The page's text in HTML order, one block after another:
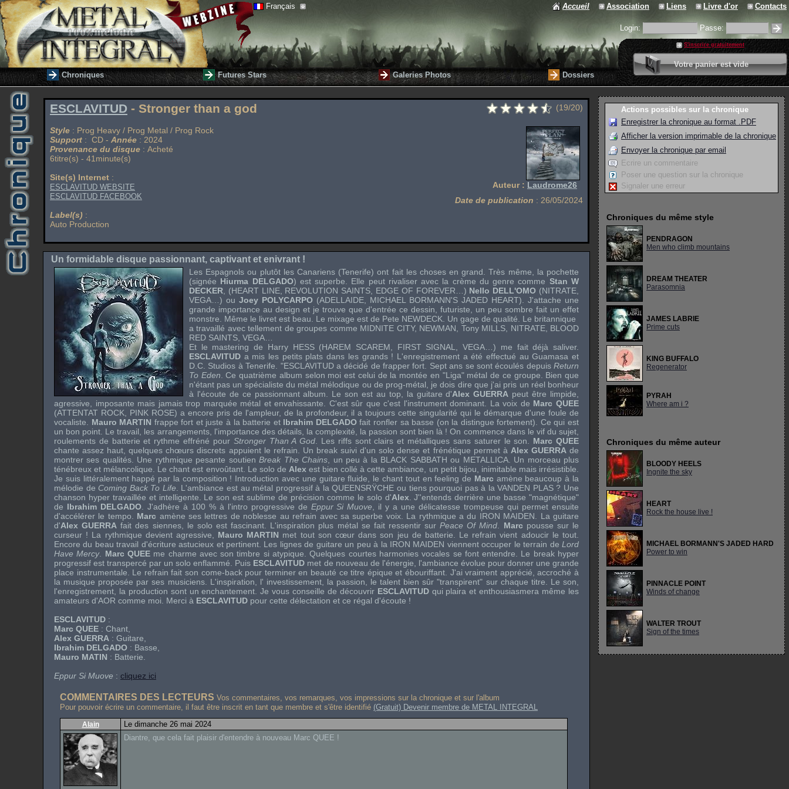
Français Accueil Association Liens Livre d'or Contacts
Login: Passe:
S'inscrire gratuitement
Votre panier est vide
0 article
Valider votre panier
Chroniques Futures Stars Galeries Photos Dossiers
ESCLAVITUD - Stronger than a god
Style : Prog Heavy / Prog Metal / Prog Rock
Support : CD - Année : 2024
Provenance du disque : Acheté
6titre(s) - 41minute(s)
Site(s) Internet :
ESCLAVITUD WEBSITE
ESCLAVITUD FACEBOOK
Label(s) :
Auto Production
(19/20)
Auteur : Laudrome26
Date de publication : 26/05/2024
Un formidable disque passionnant, captivant et enivrant !
Les Espagnols ou plutôt les Canariens (Tenerife) ont fait les choses en grand. Très même, la pochette
(signée Hiurma DELGADO) est superbe. Elle peut rivaliser avec la crème du genre comme Stan W
DECKER
(HEART LINE, REVOLUTION SAINTS EDGE OF FOREVER …) Nello DELL'OMO (NITRATE
VEGA …) ou Joey POLYCARPO (ADELLAIDE MICHAEL BORMANN'S JADED HEART). J'attache une
grande importance au design et je trouve que d'entrée ce dessin, futuriste, un peu sombre fait un effet
monstre. Même le livret est beau. Le mixage est de Pete NEWDECK . Un gage de qualité. Le britannique
a travaillé avec tellement de groupes comme MIDNITE CITY, NEWMAN Tony MILLS NITRATE, BLOOD
RED SAINTS VEGA
Et le mastering de Harry HESS(HAREM SCAREM FIRST SIGNAL ,VEGA …) me fait déjà saliver.
ESCLAVITUD a mis les petits plats dans les grands ! L'enregistrement a été effectué au Guamasa et
D.C. Studios à Tenerife. "ESCLAVITUDa décidé de frapper fort. Sept ans se sont écoulés depuis Return
To Eden . Ce quatrième album selon moi est celui de la montée en "Liga" métal de ce groupe. Bien que
n'étant pas un spécialiste du métal mélodique ou de prog-métal, je dois dire que j'ai pris un réel bonheur
à l'écoute de ce passionnant album. Le son est au top, la guitare d'Alex GUERRA peut être limpide,
agressive, imposante mais jamais trop marquée métal et envahissante. C'est sûr que c'est l'instrument dominant. La voix de Marc QUEE
(ATTENTAT ROCK PINK ROSE) a encore pris de l'ampleur, de la profondeur, il a toujours cette singularité qui le démarque d'une foule de
vocaliste. Mauro MARTIN frappe fort et juste à la batterie et lbrahim DELGADOfait ronfler sa basse (on la distingue fortement). Ce qui est
un bon point. Le travail, les arrangements, l'importance des détails, la complexité, la passion sont bien là ! On commence dans le vif du sujet,
roulements de batterie et rythme effréné pour Stronger Than A God . Les riffs sont clairs et métalliques sans saturer le son. Marc QUEE
chante assez haut, quelques chœurs discrets appuient le refrain. Un break suivi d'un solo dense et frénétique permet à Alex GUERRA de
montrer ses qualités. Une rythmique pesante soutienBreak The Chains , un peu à la BLACK SABBATH ou METALLICA. Un morceau plus
ténébreux et mélancolique. Le chant est envoûtant. Le solo de Alex est bien collé à cette ambiance, un petit bijou, inimitable mais irrésistible.
Je suis littéralement happé par la composition ! Introduction avec une guitare fluide, le chant tout en feeling de Marcamène beaucoup à la
mélodie de Coming Back To Life . L'ambiance est au métal progressif à laQUEENSRŸCHE ou tiens pourquoi pas à laVANDEN PLAS? Une
chanson hyper travaillée et intelligente. Le son est sublime de précision comme le solo d'Alex . J''entends derrière une basse "magnétique"
de Ibrahim DELGADO. J'adhère à 100 % à l'intro progressive de Eppur Si Muove , il y a une délicatesse trompeuse qui permet ensuite
d'accélérer le tempo. Marc amène ses lettres de noblesse au refrain avec sa superbe voix. La rythmique a du IRON MAIDEN . La guitare
d'Alex GUERRA fait des siennes, le solo est fascinant. L'inspiration plus métal se fait ressentir surPeace Of Mind Marcpousse sur le
curseur ! La rythmique devient agressive, Mauro MARTIN met tout son cœur dans son jeu de batterie. Le refrain vient adoucir le tout.
Encore du beau travail d'écriture astucieux et pertinent. Les lignes de guitare un peu à la IRON MAIDEN viennent occuper le terrain deLord
Have Mercy. Marc QUEEme charme avec son timbre si atypique. Quelques courtes harmonies vocales se font entendre. Le break hyper
progressif est transpercé par un solo enflammé. Puis ESCLAVITUD met de nouveau de l'énergie, l'ambiance évolue pour donner une grande
place instrumentale. Le refrain fait son come-back pour terminer en beauté ce titre épique et ébouriffant. J'ai vraiment apprécié, accroché à
la musique proposée par ses musiciens. L'inspiration, l' investissement, la passion, le talent bien sûr "transpirent" sur chaque titre. Le son,
l'enregistrement, la production sont un enchantement. Je vous conseille de découvrir ESCLAVITUDqui plaira et enthousiasmera même les
amateurs d'AOR comme moi. Merci à ESCLAVITUD pour cette délectation et ce régal d'écoute !
ESCLAVITUD :
Marc QUEE : Chant,
Alex GUERRA : Guitare,
Ibrahim DELGADO : Basse,
Mauro MATIN : Batterie.
Eppur Si Muove : cliquez ici
COMMENTAIRES DES LECTEURS Vos commentaires, vos remarques, vos impressions sur la chronique et sur l'album
Pour pouvoir écrire un commentaire, il faut être inscrit en tant que membre et s'être identifié (Gratuit) Devenir membre de METAL INTEGRAL
Alain
Le dimanche 26 mai 2024
Diantre, que cela fait plaisir d'entendre à nouveau Marc QUEE !
Actions possibles sur la chronique
Enregistrer la chronique au format .PDF
Afficher la version imprimable de la chronique
Envoyer la chronique par email
Ecrire un commentaire
Poser une question sur la chronique
Signaler une erreur
Chroniques du même style
PENDRAGON
Men who climb mountains
DREAM THEATER
Parasomnia
JAMES LABRIE
Prime cuts
KING BUFFALO
Regenerator
PYRAH
Where am i ?
Chroniques du même auteur
BLOODY HEELS
Ingnite the sky
HEART
Rock the house live !
MICHAEL BORMANN'S JADED HARD
Power to win
PINNACLE POINT
Winds of change
WALTER TROUT
Sign of the times